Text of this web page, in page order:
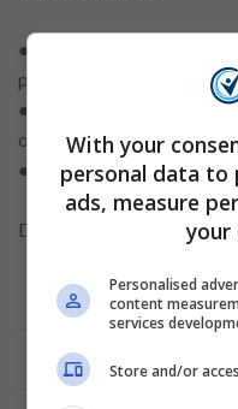
● Bumble BFF (amicizia)
professionale)
● Le donne avviano
opposto
● Filtri avanzati per
Disponibile su: Android,
With your
personal data to
ads, measure
your
Personalised
content
services
Store and/or